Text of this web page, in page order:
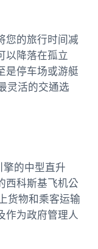
您的旅行时间减
以降落在孤立
是停车场或游艇
灵活的交通选
的中型直升
西科斯基飞机公
货物和乘客运输
作为政府管理人